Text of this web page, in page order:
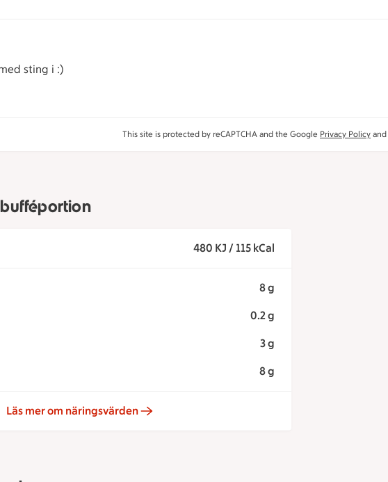
sting i :)
This site is protected by reCAPTCHA and the Google Privacy Policy and
480 KJ / 115 kCal
8 g
0.2 g
3 g
8 g
Läs mer om näringsvärden